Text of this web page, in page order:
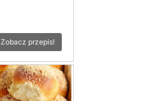
Zobacz przepis!